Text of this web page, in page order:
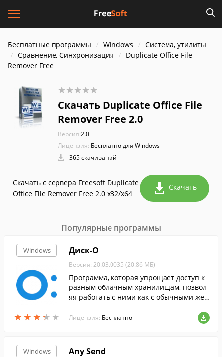
Бесплатные программы Windows
Система, утилиты
Сравнение, Синхронизация
Duplicate Office File
Remover Free
Скачать Duplicate Office File
Remover Free 2.0
Версия:2.0
Лицензия: Бесплатно для Windows
365 скачиваний
Скачать с сервера Freesoft Duplicate
Office File Remover Free 2.0 x32/x64
Скачать
Популярные программы
Windows
★ ★ ★ ★ ★
★ ★ ★ ★ ★
Диск-О
Версия: 20.03.0035 (20.86 МБ)
Программа, которая упрощает доступ к
разным облачным хранилищам, позвол
яя работать с ними как с обычными жес
Лицензия: Бесплатно
Windows Any Send